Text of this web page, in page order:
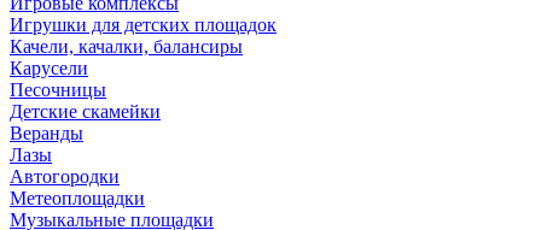
Игрушки для детских площадок
Качели, качалки, балансиры
Карусели
Песочницы
Детские скамейки
Веранды
Лазы
Автогородки
Метеоплощадки
Музыкальные площадки